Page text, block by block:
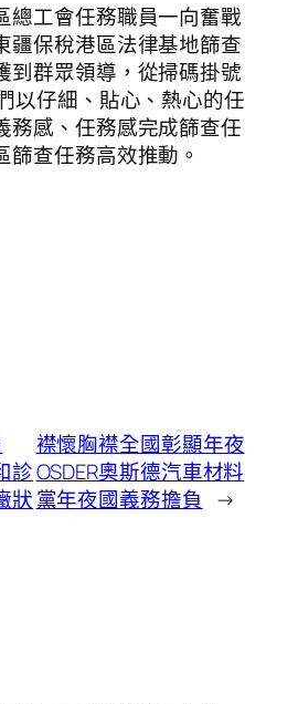
工會任務職員一向奮戰
疆保稅港區法律基地篩查
到群眾領導，從掃碼掛號
以仔細、貼心、熱心的任
務感、任務感完成篩查任
查任務高效推動。
診
狀
襟懷胸襟全國彰顯年夜
OSDER奧斯德汽車材料
黨年夜國義務擔負
→